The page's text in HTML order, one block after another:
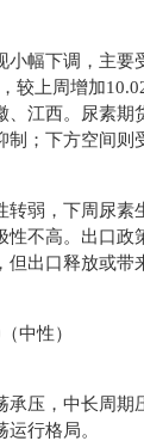
小幅下调，主要
较上周增加
、江西。尿素期
制；下方空间则
转弱，下周尿素
性不高。出口政
出口释放或带
中性）
承压，中长周
行格局。